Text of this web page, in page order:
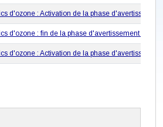
d'ozone : Activation de la phase
d'ozone : fin de la phase d'avertissement
d'ozone : Activation de la phase